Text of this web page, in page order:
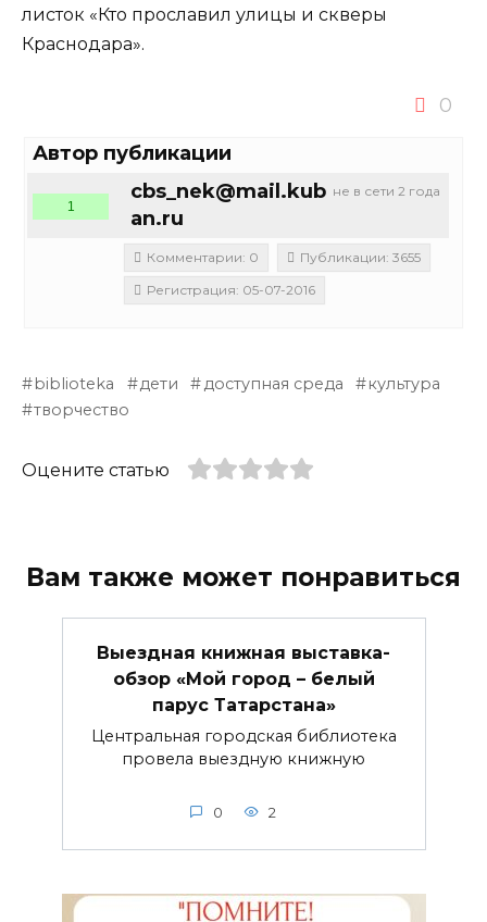
листок «Кто прославил улицы и скверы
Краснодара».
0
Автор публикации
не в сети 2 года
cbs_nek@mail.kub
an.ru
1
Комментарии: 0
Публикации: 3655
Регистрация: 05-07-2016
biblioteka дети доступная среда
культура
творчество
Оцените статью
Вам также может понравиться
Выездная книжная выставка-
обзор «Мой город – белый
парус Татарстана»
Центральная городская библиотека
провела выездную книжную
0 2